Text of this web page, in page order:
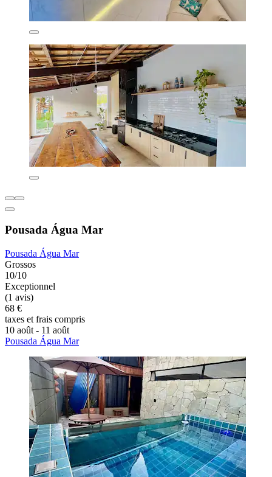
Pousada Água Mar
Pousada Água Mar
Grossos
10/10
Exceptionnel
(1 avis)
68 €
taxes et frais compris
10 août - 11 août
Pousada Água Mar